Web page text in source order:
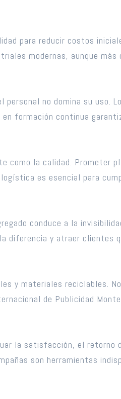
para reducir costos
modernas, aunque más
no domina su uso.
formación continua
como la calidad. Prometer
es esencial para
conduce a la
diferencia y atraer clientes
y materiales reciclables.
de Publicidad
la satisfacción, el retorno
son herramientas